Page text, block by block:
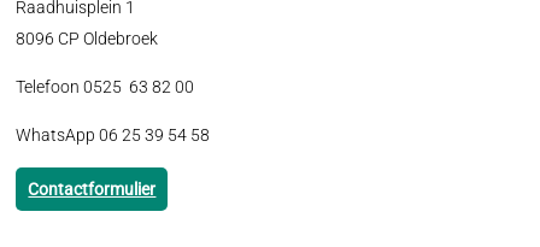
Raadhuisplein 1
8096 CP Oldebroek
Telefoon 0525 63 82 00
WhatsApp 06 25 39 54 58
Contactformulier